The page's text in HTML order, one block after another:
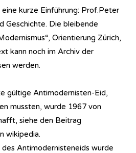
kurze Einführung: Prof.Peter
Geschichte. Die bleibende
Orientierung Zürich,
kann noch im Archiv der
werden.
gültige Antimodernisten-Eid,
mussten, wurde 1967 von
siehe den Beitrag
wikipedia.
Antimodernisteneids wurde